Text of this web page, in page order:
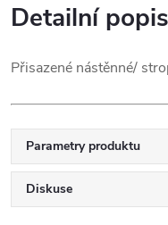
Detailní
Přisazené nástěnné/
Parametry produktu
Diskuse